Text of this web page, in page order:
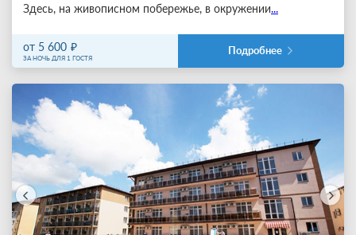
Здесь, на живописном побережье, в окружении...
от 5 600
ЗА НОЧЬ ДЛЯ 1 ГОСТЯ
Подробнее